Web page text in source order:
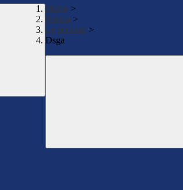
Home >
Scuola >
Le persone >
Dsga